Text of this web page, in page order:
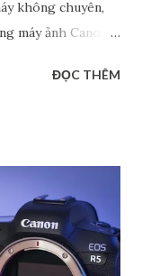
không chuyên,
máy ảnh Canon
sẽ giúp bạn tìm ra
người dùng
cho chuyên
dòng máy ảnh
ĐỌC THÊM